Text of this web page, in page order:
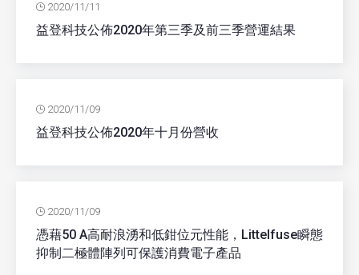
2020/11/11
益登科技公佈2020年第三季及前三季營運結果
2020/11/09
益登科技公佈2020年十月份營收
2020/11/09
憑藉50 A高耐浪湧和低鉗位元性能，Littelfuse瞬態
抑制二極體陣列可保護消費電子產品